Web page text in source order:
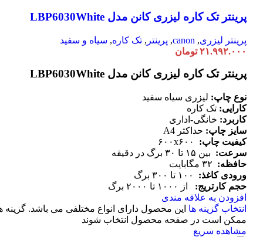
پرینتر تک کاره لیزری کانن مدل LBP6030White
پرینتر لیزری,
canon
, پرینتر , تک کاره, سیاه و سفید
۲۱.۹۹۲.۰۰۰ تومان
پرینتر تک کاره لیزری کانن مدل LBP6030White
نوع چاپ: لیزری سیاه سفید
کارایی: تک کاره
کاربرد: خانگی-اداری
سایز چاپ: حداکثر A4
کیفیت چاپ:
۶۰۰x۶۰۰
سرعت: بین ۱۵ تا ۳۰ برگ در دقیقه
حافظه: ۳۲ مگابایت
ورودی کاغذ:
۱۰۰ تا ۳۰۰ برگ
حجم کارتریج:
از ۱۰۰۰ تا ۲۰۰۰ برگ
افزودن به علاقه مندی
انتخاب گزینه ها این محصول دارای انواع مختلفی می باشد. گزینه
ممکن است در صفحه محصول انتخاب شوند
مشاهده سریع